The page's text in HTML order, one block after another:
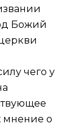
Божий
чего у
мнение о